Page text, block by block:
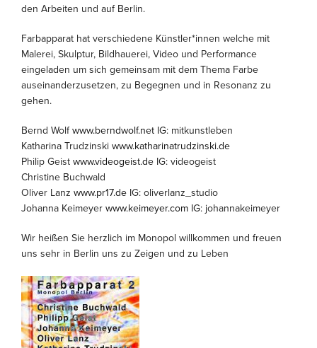
den Arbeiten und auf Berlin.
Farbapparat hat verschiedene Künstler*innen welche mit
Malerei, Skulptur, Bildhauerei, Video und Performance
eingeladen um sich gemeinsam mit dem Thema Farbe
auseinanderzusetzen, zu Begegnen und in Resonanz zu
gehen.
Bernd Wolfwww.berndwolf.net IG: mitkunstleben
Katharina Trudzinski www.katharinatrudzinski.de
Philip Geist www.videogeist.de IG: videogeist
Christine Buchwald
Oliver Lanz www.pr17.de IG: oliverlanz_studio
Johanna Keimeyer www.keimeyer.com IG: johannakeimeyer
Wir heißen Sie herzlich im Monopol willkommen und freuen
uns sehr in Berlin uns zu Zeigen und zu Leben